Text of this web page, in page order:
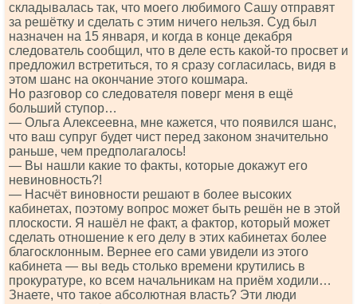
складывалась так, что моего любимого Сашу отправят
за решётку и сделать с этим ничего нельзя. Суд был
назначен на 15 января, и когда в конце декабря
следователь сообщил, что в деле есть какой-то просвет и
предложил встретиться, то я сразу согласилась, видя в
этом шанс на окончание этого кошмара.
Но разговор со следователя поверг меня в ещё
больший ступор…
— Ольга Алексеевна, мне кажется, что появился шанс,
что ваш супруг будет чист перед законом значительно
раньше, чем предполагалось!
— Вы нашли какие то факты, которые докажут его
невиновность?!
— Насчёт виновности решают в более высоких
кабинетах, поэтому вопрос может быть решён не в этой
плоскости. Я нашёл не факт, а фактор, который может
сделать отношение к его делу в этих кабинетах более
благосклонным. Вернее его сами увидели из этого
кабинета — вы ведь столько времени крутились в
прокуратуре, ко всем начальникам на приём ходили…
Знаете, что такое абсолютная власть? Эти люди